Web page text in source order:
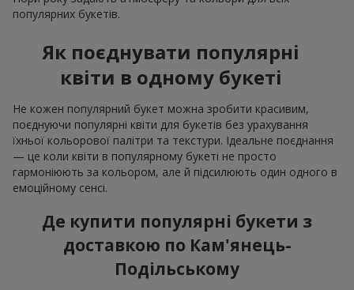
популярних букетів.
Як поєднувати популярні
квіти в одному букеті
Не кожен популярний букет можна зробити красивим,
поєднуючи популярні квіти для букетів без урахування
їхньої кольорової палітри та текстури. Ідеальне поєднання
— це коли квіти в популярному букеті не просто
гармоніюють за кольором, але й підсилюють один одного в
емоційному сенсі.
Де купити популярні букети з
доставкою по Кам'янець-
Подільському